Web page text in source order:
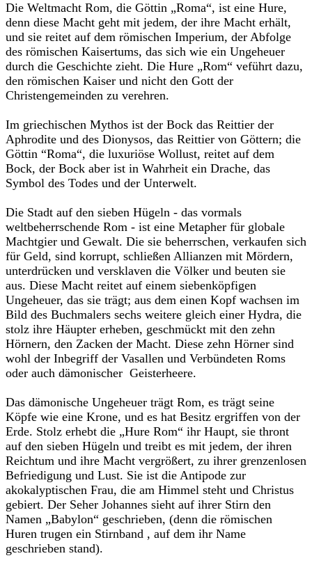
Die Weltmacht Rom, die Göttin „Roma“, ist eine Hure,
denn diese Macht geht mit jedem, der ihre Macht erhält,
und sie reitet auf dem römischen Imperium, der Abfolge
des römischen Kaisertums, das sich wie ein Ungeheuer
durch die Geschichte zieht. Die Hure „Rom“ veführt dazu,
den römischen Kaiser und nicht den Gott der
Christengemeinden zu verehren.
Im griechischen Mythos ist der Bock das Reittier der
Aphrodite und des Dionysos, das Reittier von Göttern; die
Göttin “Roma“, die luxuriöse Wollust, reitet auf dem
Bock, der Bock aber ist in Wahrheit ein Drache, das
Symbol des Todes und der Unterwelt.
Die Stadt auf den sieben Hügeln - das vormals
weltbeherrschende Rom - ist eine Metapher für globale
Machtgier und Gewalt. Die sie beherrschen, verkaufen sich
für Geld, sind korrupt, schließen Allianzen mit Mördern,
unterdrücken und versklaven die Völker und beuten sie
aus. Diese Macht reitet auf einem siebenköpfigen
Ungeheuer, das sie trägt; aus dem einen Kopf wachsen im
Bild des Buchmalers sechs weitere gleich einer Hydra, die
stolz ihre Häupter erheben, geschmückt mit den zehn
Hörnern, den Zacken der Macht. Diese zehn Hörner sind
wohl der Inbegriff der Vasallen und Verbündeten Roms
oder auch dämonischer Geisterheere.
Das dämonische Ungeheuer trägt Rom, es trägt seine
Köpfe wie eine Krone, und es hat Besitz ergriffen von der
Erde. Stolz erhebt die „Hure Rom“ ihr Haupt, sie thront
auf den sieben Hügeln und treibt es mit jedem, der ihren
Reichtum und ihre Macht vergrößert, zu ihrer grenzenlosen
Befriedigung und Lust. Sie ist die Antipode zur
akokalyptischen Frau, die am Himmel steht und Christus
gebiert. Der Seher Johannes sieht auf ihrer Stirn den
Namen „Babylon“ geschrieben, (denn die römischen
Huren trugen ein Stirnband , auf dem ihr Name
geschrieben stand).